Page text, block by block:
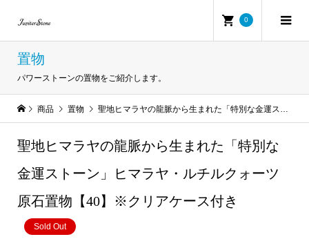
0
置物
パワーストーンの置物をご紹介します。
商品 置物 聖地ヒマラヤの龍脈から生まれた「特別な金運ストーン」ヒマラヤ・ルチルクォーツ原石置物【40】※クリアケース付き
聖地ヒマラヤの龍脈から生まれた「特別な
金運ストーン」ヒマラヤ・ルチルクォーツ
原石置物【40】※クリアケース付き
Sold Out